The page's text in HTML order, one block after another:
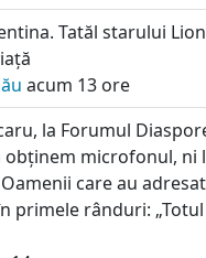
Tatăl starului
acum 13 ore
la Forumul
obținem microfonul, ni
care au
primele rânduri: